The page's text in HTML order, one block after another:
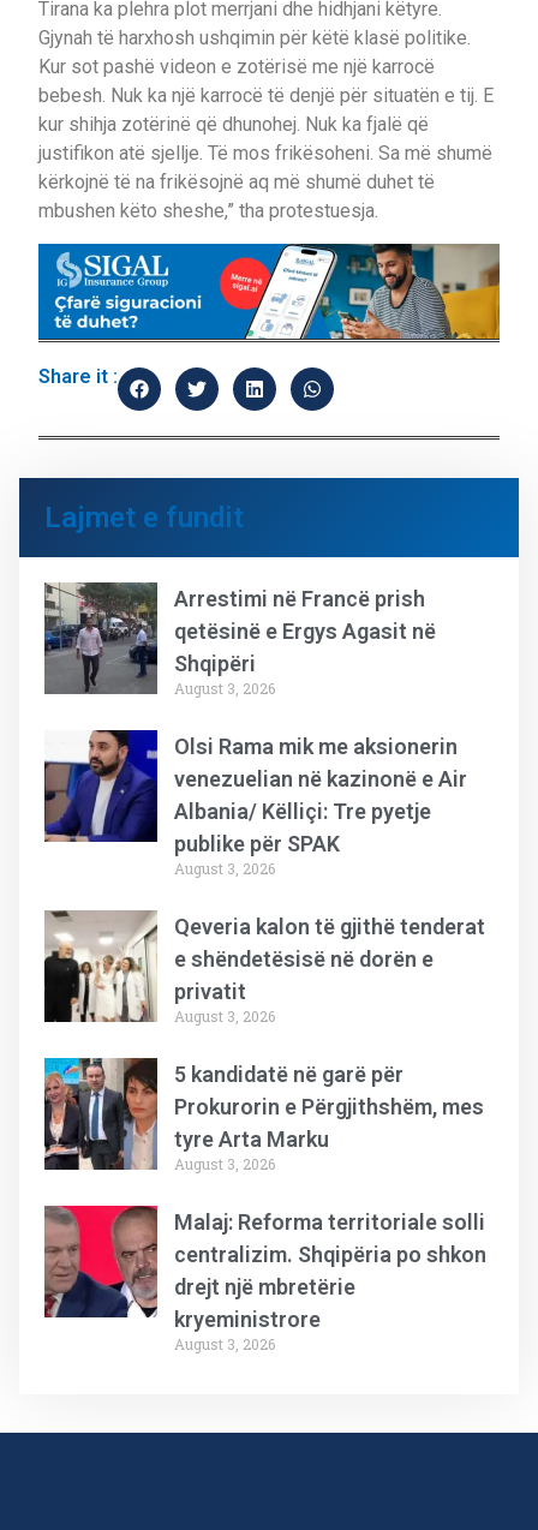
Tirana ka plehra plot merrjani dhe hidhjani këtyre.
Gjynah të harxhosh ushqimin për këtë klasë politike.
Kur sot pashë videon e zotërisë me një karrocë
bebesh. Nuk ka një karrocë të denjë për situatën e tij. E
kur shihja zotërinë që dhunohej. Nuk ka fjalë që
justifikon atë sjellje. Të mos frikësoheni. Sa më shumë
kërkojnë të na frikësojnë aq më shumë duhet të
mbushen këto sheshe,” tha protestuesja.
Share it :
Lajmet e fundit
Arrestimi në Francë prish
qetësinë e Ergys Agasit në
Shqipëri
August 3, 2026
Olsi Rama mik me aksionerin
venezuelian në kazinonë e Air
Albania/ Këlliçi: Tre pyetje
publike për SPAK
August 3, 2026
Qeveria kalon të gjithë tenderat
e shëndetësisë në dorën e
privatit
August 3, 2026
5 kandidatë në garë për
Prokurorin e Përgjithshëm, mes
tyre Arta Marku
August 3, 2026
Malaj: Reforma territoriale solli
centralizim. Shqipëria po shkon
drejt një mbretërie
kryeministrore
August 3, 2026